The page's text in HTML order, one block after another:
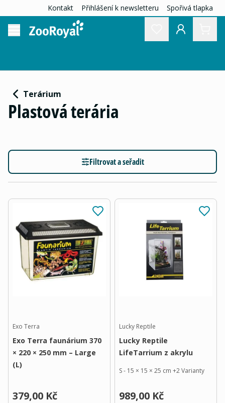
Kontakt Přihlášení k newsletteru Spořivá tlapka
Terárium
Plastová terária
Filtrovat a seřadit
Exo Terra
Exo Terra faunárium 370
× 220 × 250 mm – Large
(L)
379,00 Kč
Lucky Reptile
Lucky Reptile
LifeTarrium z akrylu
S - 15 × 15 × 25 cm +2Varianty
989,00 Kč